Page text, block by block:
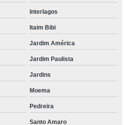
Interlagos
Itaim Bibi
Jardim América
Jardim Paulista
Jardins
Moema
Pedreira
Santo Amaro